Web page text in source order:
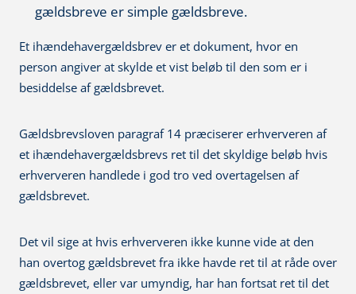
gældsbreve er simple gældsbreve.
Et ihændehavergældsbrev er et dokument, hvor en
person angiver at skylde et vist beløb til den som er i
besiddelse af gældsbrevet.
Gældsbrevsloven paragraf 14 præciserer erhververen af
et ihændehavergældsbrevs ret til det skyldige beløb hvis
erhververen handlede i god tro ved overtagelsen af
gældsbrevet.
Det vil sige at hvis erhververen ikke kunne vide at den
han overtog gældsbrevet fra ikke havde ret til at råde over
gældsbrevet, eller var umyndig, har han fortsat ret til det